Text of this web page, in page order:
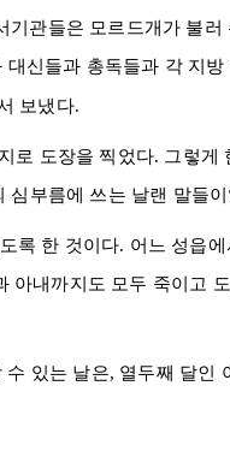
기관들은 모르드개 가 불러
대신들과 총독들과 각 지
보냈다.
로 도장을 찍었다. 그렇게
심부름에 쓰는 날랜 말들
록 한 것이다. 어느 성읍에
내까지도 모두 죽이고
있는 날은, 열두째 달인